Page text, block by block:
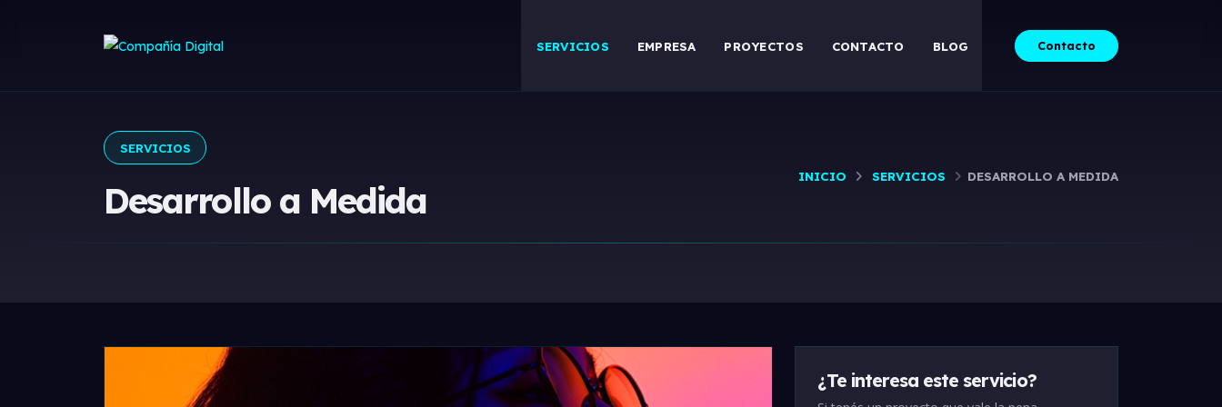
SERVICIOS EMPRESA PROYECTOS CONTACTO BLOG Contacto
SERVICIOS
Desarrollo a Medida
INICIO SERVICIOS DESARROLLO A MEDIDA
¿Te interesa este servicio?